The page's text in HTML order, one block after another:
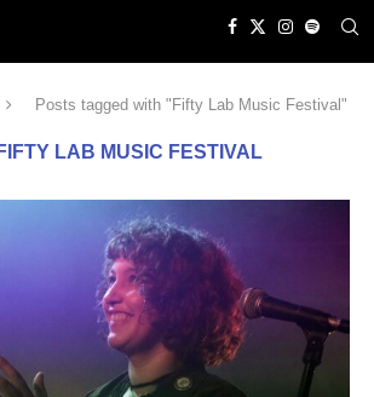
Posts tagged with "Fifty Lab Music Festival"
FIFTY LAB MUSIC FESTIVAL